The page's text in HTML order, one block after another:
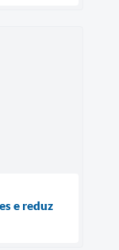
e reduz